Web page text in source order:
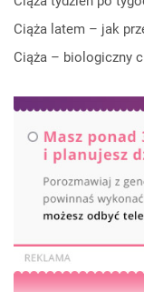
Ciąża latem – jak
Ciąża – biologiczny